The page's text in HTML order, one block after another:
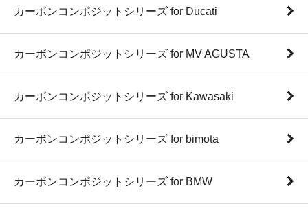
カーボンコンポジットシリーズ for Ducati
カーボンコンポジットシリーズ for MV AGUSTA
カーボンコンポジットシリーズ for Kawasaki
カーボンコンポジットシリーズ for bimota
カーボンコンポジットシリーズ for BMW